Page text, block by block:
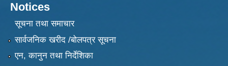
Notices
सूचना तथा समाचार
सार्वजनिक खरीद /बोलपत्र सूचना
एन, कानुन तथा निर्देशिका